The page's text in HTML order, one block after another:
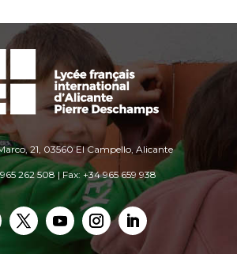
21, 03560 El Campello, Alicante
262 508 | Fax: +34 965 659 938